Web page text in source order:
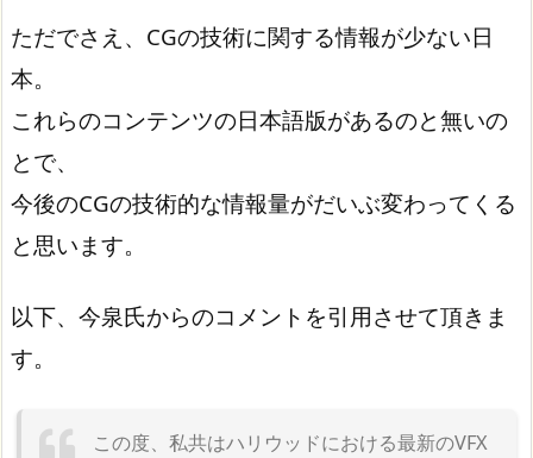
ただでさえ、CGの技術に関する情報が少ない日
本。
これらのコンテンツの日本語版があるのと無いの
とで、
今後のCGの技術的な情報量がだいぶ変わってくる
と思います。
以下、今泉氏からのコメントを引用させて頂きま
す。
この度、私共はハリウッドにおける最新のVFX